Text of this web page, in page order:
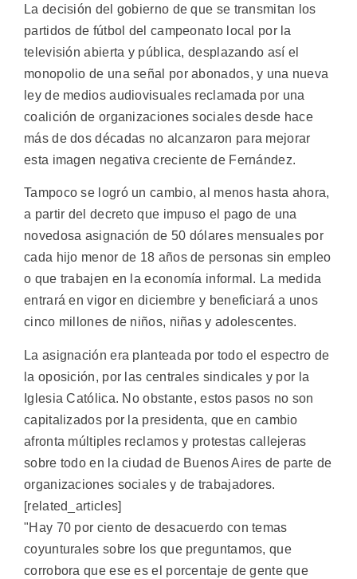
La decisión del gobierno de que se transmitan los
partidos de fútbol del campeonato local por la
televisión abierta y pública, desplazando así el
monopolio de una señal por abonados, y una nueva
ley de medios audiovisuales reclamada por una
coalición de organizaciones sociales desde hace
más de dos décadas no alcanzaron para mejorar
esta imagen negativa creciente de Fernández.
Tampoco se logró un cambio, al menos hasta ahora,
a partir del decreto que impuso el pago de una
novedosa asignación de 50 dólares mensuales por
cada hijo menor de 18 años de personas sin empleo
o que trabajen en la economía informal. La medida
entrará en vigor en diciembre y beneficiará a unos
cinco millones de niños, niñas y adolescentes.
La asignación era planteada por todo el espectro de
la oposición, por las centrales sindicales y por la
Iglesia Católica. No obstante, estos pasos no son
capitalizados por la presidenta, que en cambio
afronta múltiples reclamos y protestas callejeras
sobre todo en la ciudad de Buenos Aires de parte de
organizaciones sociales y de trabajadores.
[related_articles]
"Hay 70 por ciento de desacuerdo con temas
coyunturales sobre los que preguntamos, que
corrobora que ese es el porcentaje de gente que